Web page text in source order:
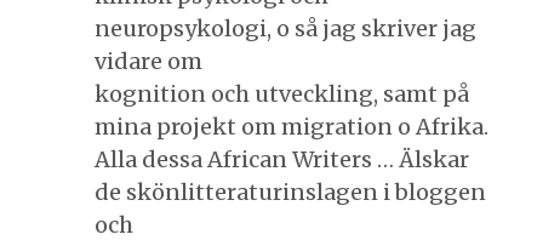
neuropsykologi, o så jag skriver jag
vidare om
kognition och utveckling, samt på
mina projekt om migration o Afrika.
Alla dessa African Writers … Älskar
de skönlitteraturinslagen i bloggen
och